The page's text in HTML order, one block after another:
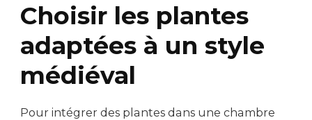
Choisir les plantes
adaptées à un style
médiéval
Pour intégrer des plantes dans une chambre